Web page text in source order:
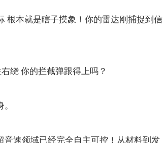
根本就是瞎子摸象！你的雷达刚捕捉到信
绕 你的拦截弹跟得上吗？
速领域已经完全自主可控！从材料到发